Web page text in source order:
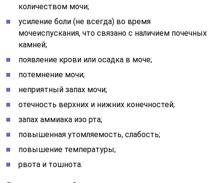
количеством мочи;
усиление боли (не всегда) во время
мочеиспускания, что связано с наличием почечных
камней;
появление крови или осадка в моче;
потемнение мочи;
неприятный запах мочи;
отечность верхних и нижних конечностей;
запах аммиака изо рта;
повышенная утомляемость, слабость;
повышение температуры;
рвота и тошнота.